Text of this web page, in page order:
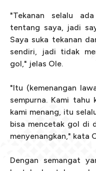
"Tekanan selalu
tentang saya, jadi
Saya suka tekanan
sendiri, jadi tidak
gol," jelas Ole.
"Itu (kemenangan
sempurna. Kami tahu
kami menang, itu
bisa mencetak gol di
menyenangkan," kata
Dengan semangat